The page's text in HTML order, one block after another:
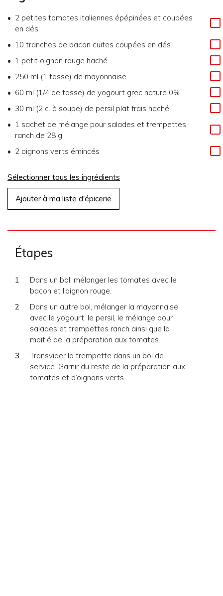
2 petites tomates italiennes épépinées et coupées
en dés
10 tranches de bacon cuites coupées en dés
1 petit oignon rouge haché
250 ml (1 tasse) de mayonnaise
60 ml (1/4 de tasse) de yogourt grec nature 0%
30 ml (2 c. à soupe) de persil plat frais haché
1 sachet de mélange pour salades et trempettes
ranch de 28 g
2 oignons verts émincés
Sélectionner tous les ingrédients
Ajouter à ma liste d'épicerie
Étapes
Dans un bol, mélanger les tomates avec le
bacon et l’oignon rouge.
Dans un autre bol, mélanger la mayonnaise
avec le yogourt, le persil, le mélange pour
salades et trempettes ranch ainsi que la
moitié de la préparation aux tomates.
Transvider la trempette dans un bol de
service. Garnir du reste de la préparation aux
tomates et d’oignons verts.